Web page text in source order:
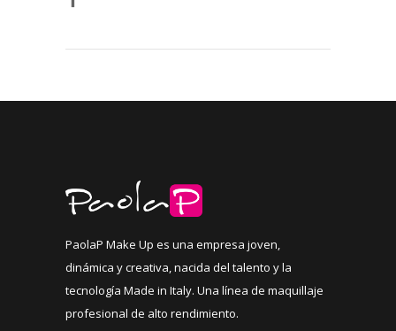
PaolaP Make Up es una empresa joven,
dinámica y creativa, nacida del talento y la
tecnología Made in Italy. Una línea de maquillaje
profesional de alto rendimiento.